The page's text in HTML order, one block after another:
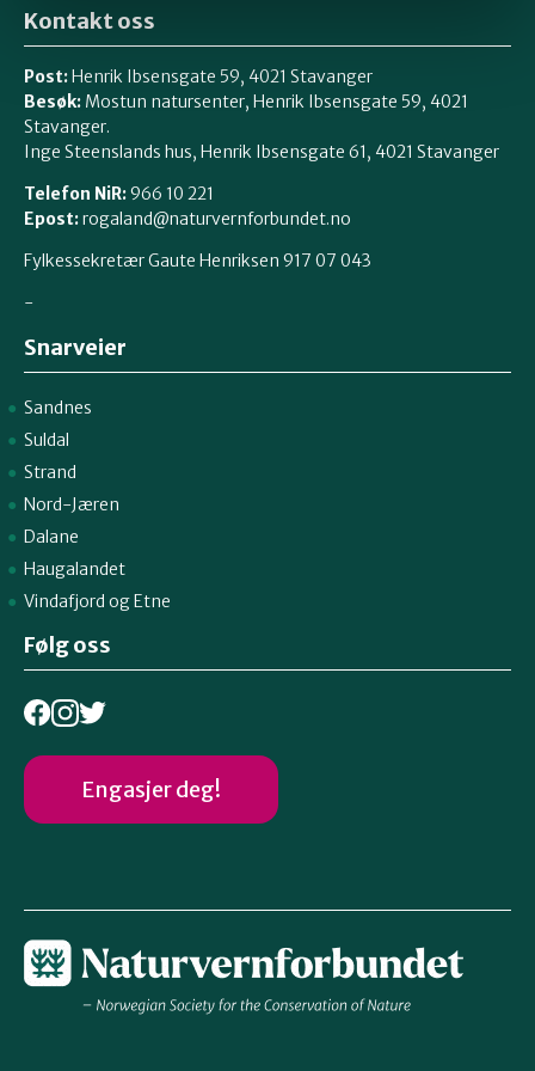
Kontakt oss
Post:Henrik Ibsensgate 59, 4021 Stavanger
Besøk: Mostun natursenter, Henrik Ibsensgate 59, 4021
Stavanger.
Inge Steenslands hus, Henrik Ibsensgate 61, 4021 Stavanger
Telefon NiR:966 10 221
Epost:rogaland@naturvernforbundet.no
Fylkessekretær Gaute Henriksen 917 07 043
-
Snarveier
Sandnes
Suldal
Strand
Nord-Jæren
Dalane
Haugalandet
Vindafjord og Etne
Følg oss
Engasjer deg!